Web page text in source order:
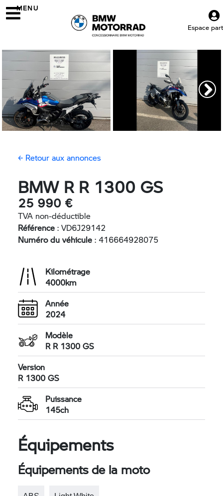
MENU
Espace
← Retour aux annonces
BMW R R 1300 GS
25 990 €
TVA non-déductible
Référence: VD6J29142
Numéro du véhicule: 416664928075
Kilométrage
4000km
Année
2024
Modèle
R R 1300 GS
Version
R 1300 GS
Puissance
145ch
Équipements
Équipements de la moto